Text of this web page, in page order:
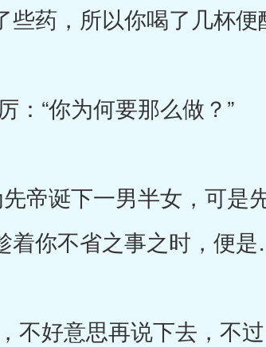
药，所以你喝了几杯便
“你为何要那么做？”
诞下一男半女，可是
着你不省之事之时，便
好意思再说下去，不过